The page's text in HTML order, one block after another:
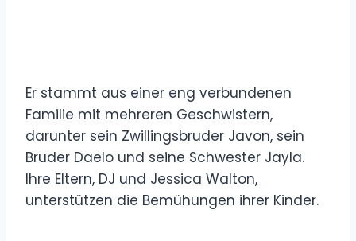
Er stammt aus einer eng verbundenen
Familie mit mehreren Geschwistern,
darunter sein Zwillingsbruder Javon, sein
Bruder Daelo und seine Schwester Jayla.
Ihre Eltern, DJ und Jessica Walton,
unterstützen die Bemühungen ihrer Kinder.